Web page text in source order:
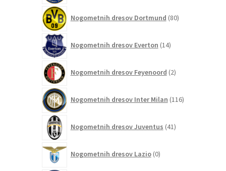
Nogometnih dresov Dortmund 80izdelkov
Nogometnih dresov Everton 14izdelkov
Nogometnih dresov Feyenoord 2izdelka
Nogometnih dresov Inter Milan 116izdelkov
Nogometnih dresov Juventus 41izdelkov
Nogometnih dresov Lazio 0izdelkov